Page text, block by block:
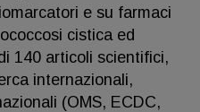
e su farmaci
cistica ed
140 articoli scientifici,
internazionali,
(OMS, ECDC,